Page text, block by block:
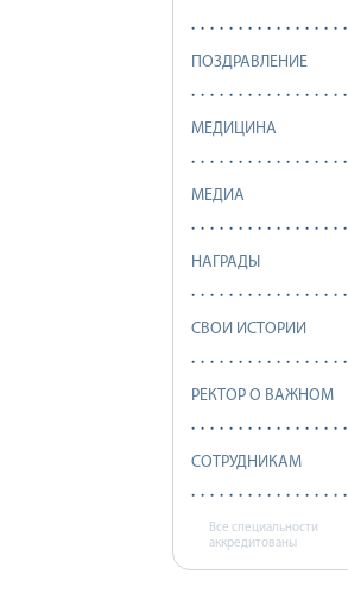
ПОЗДРАВЛЕНИЕ
МЕДИЦИНА
МЕДИА
НАГРАДЫ
СВОИ ИСТОРИИ
РЕКТОР О ВАЖНОМ
СОТРУДНИКАМ
Все специальности
аккредитованы